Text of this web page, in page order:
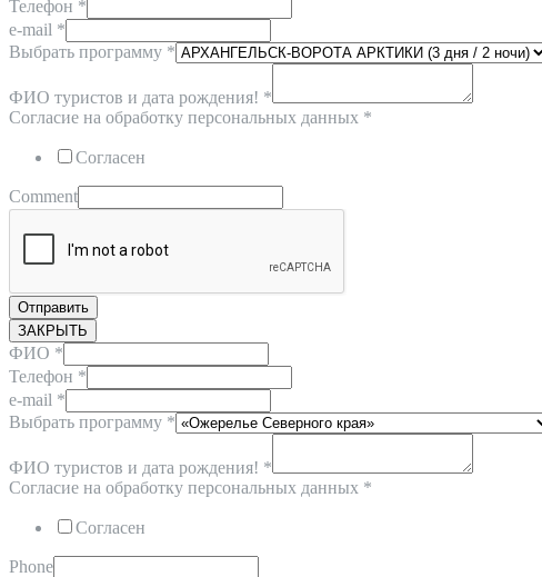
Телефон *
e-mail *
Выбрать программу *
ФИО туристов и дата рождения! *
Согласие на обработку персональных данных *
Согласен
Comment
Отправить
ЗАКРЫТЬ
ФИО *
Телефон *
e-mail *
Выбрать программу *
ФИО туристов и дата рождения! *
Согласие на обработку персональных данных *
Согласен
Phone